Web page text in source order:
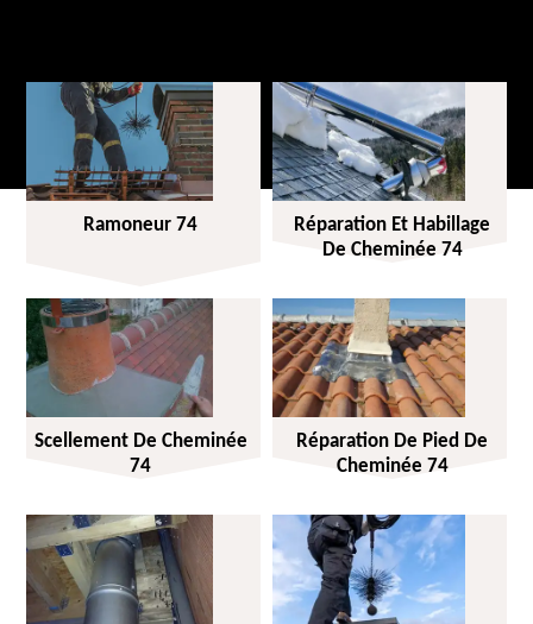
Ramoneur 74
Réparation Et Habillage
De Cheminée 74
Scellement De Cheminée
74
Réparation De Pied De
Cheminée 74